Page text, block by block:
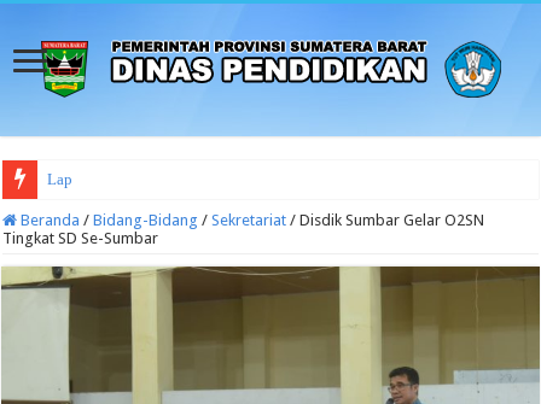
Laporan Keuangan Disdi
Beranda / Bidang-Bidang / Sekretariat / Disdik Sumbar Gelar O2SN
Tingkat SD Se-Sumbar